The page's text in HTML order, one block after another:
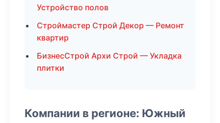
Устройство полов
Строймастер Строй Декор — Ремонт
квартир
БизнесСтрой Архи Строй — Укладка
плитки
Компании в регионе: Южный